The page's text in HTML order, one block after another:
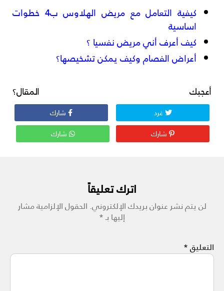
كيفية التعامل مع مريض الهلاوس ب4 خطوات
اساسية
كيف أعرف أني مريض نفسيا ؟
أعراض الفصام وكيف يمكن تشخيصها؟
أعجبك المقال؟
غرد
شارك
شارك
شارك
اترك تعليقاً
لن يتم نشر عنوان بريدك الإلكتروني.الحقول الإلزامية مشار
إليها بـ*
التعليق*